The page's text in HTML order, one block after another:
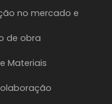
no mercado e
de obra
Materiais